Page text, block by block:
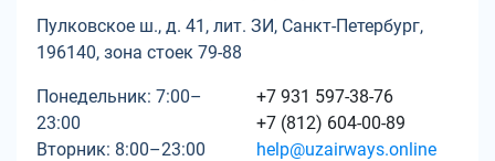
Пулковское ш., д. 41, лит. ЗИ, Санкт-Петербург,
196140, зона стоек 79-88
Понедельник: 7:00–
23:00
Вторник: 8:00–23:00
+7 931 597-38-76
+7 (812) 604-00-89
help@uzairways.online